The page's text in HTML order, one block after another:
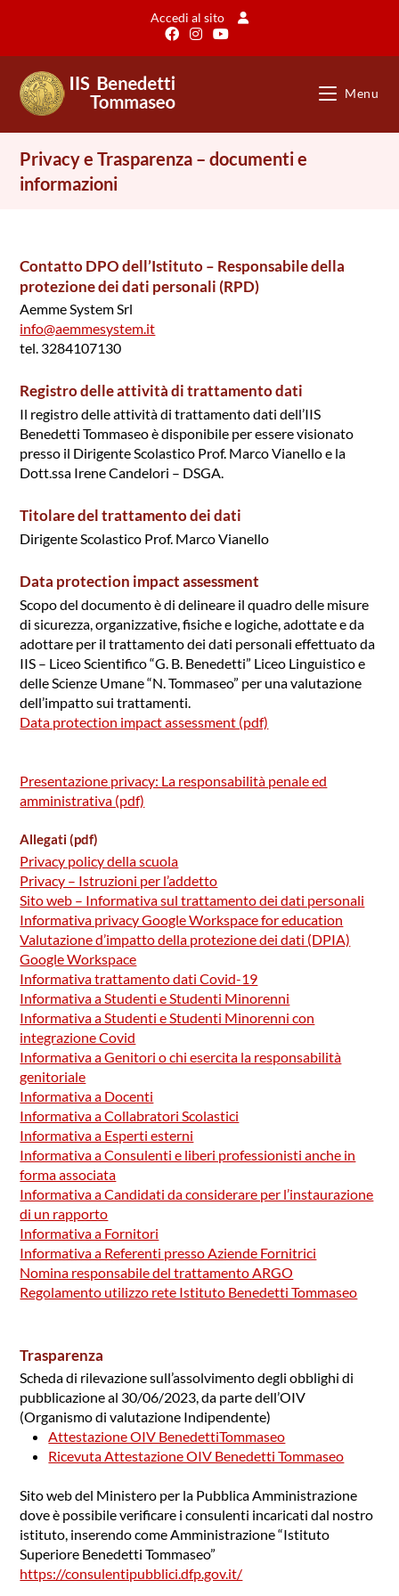
Accedi al sito
Menu
Privacy e Trasparenza – documenti e
informazioni
Contatto DPO dell’Istituto – Responsabile della
protezione dei dati personali (RPD)
Aemme System Srl
info@aemmesystem.it
tel. 3284107130
Registro delle attività di trattamento dati
Il registro delle attività di trattamento dati dell’IIS
Benedetti Tommaseo è disponibile per essere visionato
presso il Dirigente Scolastico Prof. Marco Vianello e la
Dott.ssa Irene Candelori – DSGA.
Titolare del trattamento dei dati
Dirigente Scolastico Prof. Marco Vianello
Data protection impact assessment
Scopo del documento è di delineare il quadro delle misure
di sicurezza, organizzative, fisiche e logiche, adottate e da
adottare per il trattamento dei dati personali effettuato da
IIS – Liceo Scientifico “G. B. Benedetti” Liceo Linguistico e
delle Scienze Umane “N. Tommaseo” per una valutazione
dell’impatto sui trattamenti.
Data protection impact assessment (pdf)
Presentazione privacy: La responsabilità penale ed
amministrativa (pdf)
Allegati (pdf)
Privacy policy della scuola
Privacy – Istruzioni per l’addetto
Sito web – Informativa sul trattamento dei dati personali
Informativa privacy Google Workspace for education
Valutazione d’impatto della protezione dei dati (DPIA)
Google Workspace
Informativa trattamento dati Covid-19
Informativa a Studenti e Studenti Minorenni
Informativa a Studenti e Studenti Minorenni con
integrazione Covid
Informativa a Genitori o chi esercita la responsabilità
genitoriale
Informativa a Docenti
Informativa a Collabratori Scolastici
Informativa a Esperti esterni
Informativa a Consulenti e liberi professionisti anche in
forma associata
Informativa a Candidati da considerare per l’instaurazione
di un rapporto
Informativa a Fornitori
Informativa a Referenti presso Aziende Fornitrici
Nomina responsabile del trattamento ARGO
Regolamento utilizzo rete Istituto Benedetti Tommaseo
Trasparenza
Scheda di rilevazione sull’assolvimento degli obblighi di
pubblicazione al 30/06/2023, da parte dell’OIV
(Organismo di valutazione Indipendente)
Attestazione OIV BenedettiTommaseo
Ricevuta Attestazione OIV Benedetti Tommaseo
Sito web del Ministero per la Pubblica Amministrazione
dove è possibile verificare i consulenti incaricati dal nostro
istituto, inserendo come Amministrazione “Istituto
Superiore Benedetti Tommaseo”
https://consulentipubblici.dfp.gov.it/